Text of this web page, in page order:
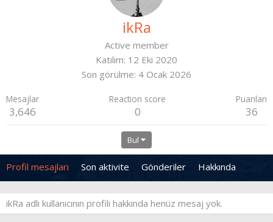
ikRa
Active member
Katılım 12 Eki 2020
Son görülme 4 Ocak 2026
Mesajlar
3,646
Reaction score
0
Puanları
36
Bul
Profil mesajları Son aktivite Gönderiler Hakkında
ikRa adlı kullanıcının profili hakkında henüz mesaj yok.